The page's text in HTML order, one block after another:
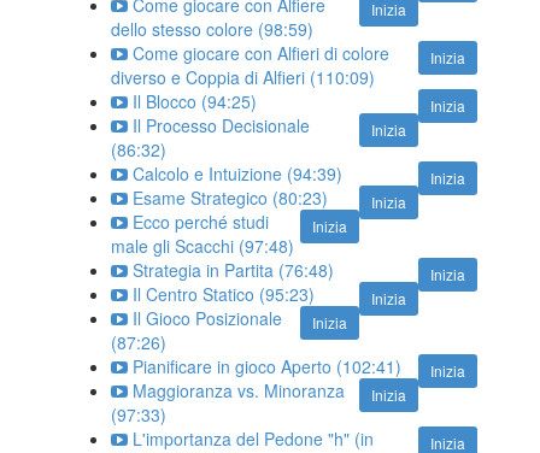
Inizia
Come giocare con Alfiere
dello stesso colore (98:59)
Inizia
Come giocare con Alfieri di colore
diverso e Coppia di Alfieri (110:09)
Inizia
Il Blocco (94:25)
Inizia
Il Processo Decisionale
(86:32)
Inizia
Calcolo e Intuizione (94:39)
Inizia
Esame Strategico (80:23)
Inizia
Ecco perché studi
male gli Scacchi (97:48)
Inizia
Strategia in Partita (76:48)
Inizia
Il Centro Statico (95:23)
Inizia
Il Gioco Posizionale
(87:26)
Inizia
Pianificare in gioco Aperto (102:41)
Inizia
Maggioranza vs. Minoranza
(97:33)
Inizia
L'importanza del Pedone "h" (in